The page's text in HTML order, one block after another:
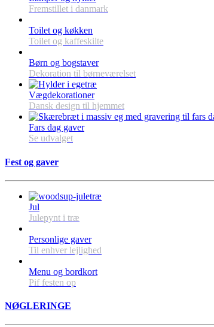
Fremstillet i danmark
Toilet og køkken
Toilet og kaffeskilte
Børn og bogstaver
Dekoration til børneværelset
Vægdekorationer
Dansk design til hjemmet
Fars dag gaver
Se udvalget
Fest og gaver
Jul
Julepynt i træ
Personlige gaver
Til enhver lejlighed
Menu og bordkort
Pif festen op
NØGLERINGE